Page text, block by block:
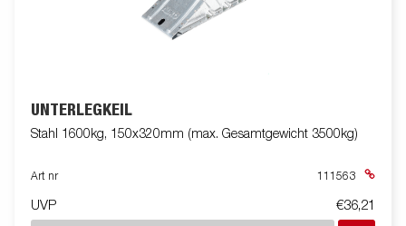
UNTERLEGKEIL
Stahl 1600kg, 150x320mm (max. Gesamtgewicht 3500kg)
Art nr 111563
UVP €36,21